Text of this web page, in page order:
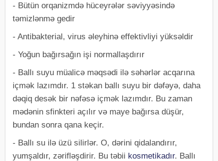
- Bütün orqanizmdə hüceyrələr səviyyəsində
təmizlənmə gedir
- Antibakterial, virus əleyhinə effektivliyi yüksəldir
- Yoğun bağırsağın işi normallaşdırır
- Ballı suyu müalicə məqsədi ilə səhərlər acqarına
içmək lazımdır. 1 stəkan ballı suyu bir dəfəyə, daha
dəqiq desək bir nəfəsə içmək lazımdır. Bu zaman
mədənin sfinkteri açılır və maye bağırsa düşür,
bundan sonra qana keçir.
- Ballı su ilə üzü silirlər. O, dərini qidalandırır,
yumşaldır, zərifləşdirir. Bu təbii kosmetikadır. Ballı